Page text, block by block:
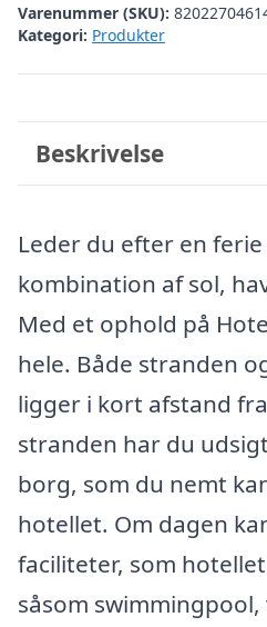
Varenummer (SKU):
Kategori: Produkter
Beskrivelse
Leder du efter en
kombination af sol,
Med et ophold på
hele. Både stranden
ligger i kort afstand
stranden har du
borg, som du nemt
hotellet. Om dagen
faciliteter, som
såsom